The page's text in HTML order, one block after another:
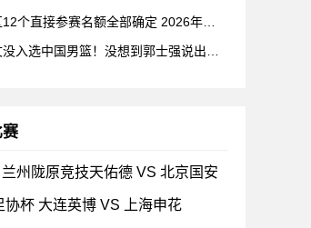
12个直接参赛名额全部确定 2026年世
入选中国男篮！没想到郭士强说出这
兰州陇原竞技天佑德 VS 北京国安
协杯 大连英博 VS 上海申花